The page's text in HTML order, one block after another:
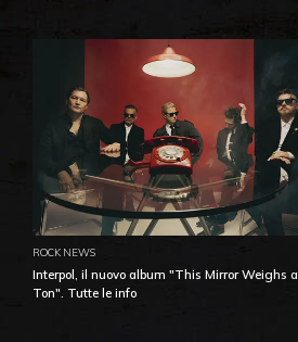
ROCK NEWS
Interpol, il nuovo album "This Mirror Weighs a
Ton". Tutte le info